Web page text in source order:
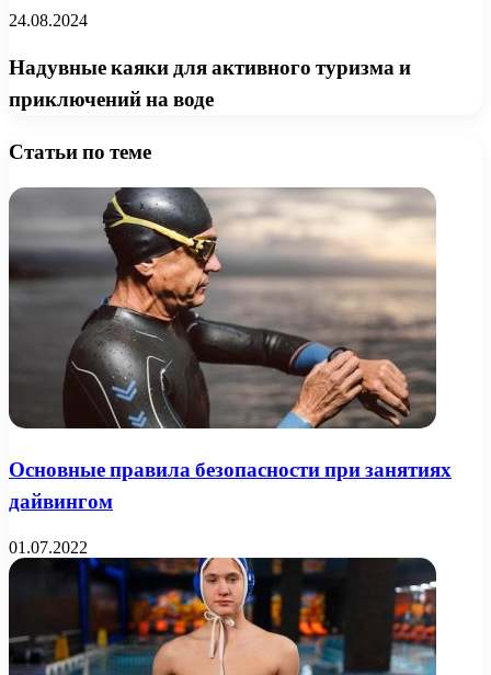
24.08.2024
Надувные каяки для активного туризма и
приключений на воде
Статьи по теме
Основные правила безопасности при занятиях
дайвингом
01.07.2022